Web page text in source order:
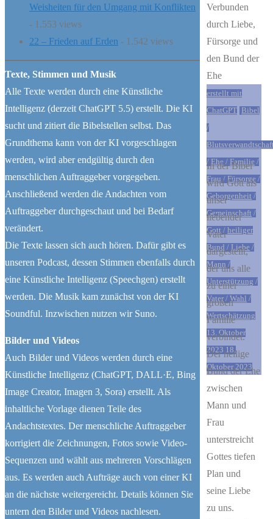
erstellt mit
ChatGPT
Bibel
/
/ Ehe / Familie /
Frau /Fürsorge /
Geborgenheit /
Gemeinschaft /
Gott /heiliger
Bund / Liebe /
Mann /
Unterstützung /
Vater /Wahl /
Wertschätzung
13. Oktober
202318.
Oktober 2023
In der Bibel
wird Gott als
unser
liebender
Vater
dargestellt,
der uns alle
zu einer
großen
Familie
verbindet.
Der heilige
Bund der Ehe
zwischen
Mann und
Frau
unterstreicht
Gottes tiefen
Plan und
seine Liebe
zu uns.
Weisheiten für den Umgang mit Konflikten
- 1.553 views
22 – Frieden auf Erden - 1.542 views
Texte, Stimmen und Musik
Alle Texte werden durch eine Künstliche
Intelligenz (derzeit ChatGPT 5.5) erstellt. Die KI
sucht und zitiert die Bibelstellen selbst. Das
Grundthema kann von der KI vorgeschlagen
werden, wird aber endgültig durch den
menschlichen Auftraggeber vorgegeben.
Anschließend werden die Andachten vom
Auftraggeber durchgeschaut und bei Bedarf
verändert.
Die Texte lassen sich auch hören. Dafür gibt es
unseren Podcast, dessen Stimmen ebenfalls durch
eine Künstliche Intelligenz (Speechgen) erstellt
werden. Die Musik kam zunächst von der KI
Soundful. Inzwischen nutzen wir Suno.
Bilder und Videos
Auch Bilder und Videos werden durch eine
Künstliche Intelligenz (ChatGPT, DALL·E, Bing
Image Creator, Imagen 3, Sora) erstellt. Als
inhaltliche Vorlage dienen Teile des
Andachtstextes. Der menschliche Auftraggeber
korrigiert die Zeichnungen, Fotos sowie Video-
Sequenzen und wählt aus mehreren Vorschlägen
aus. Es werden auch Aufträge auch von einer KI
an die nächste weitergereicht. Details können Sie
untern den Bilder und Videos nachlesen.